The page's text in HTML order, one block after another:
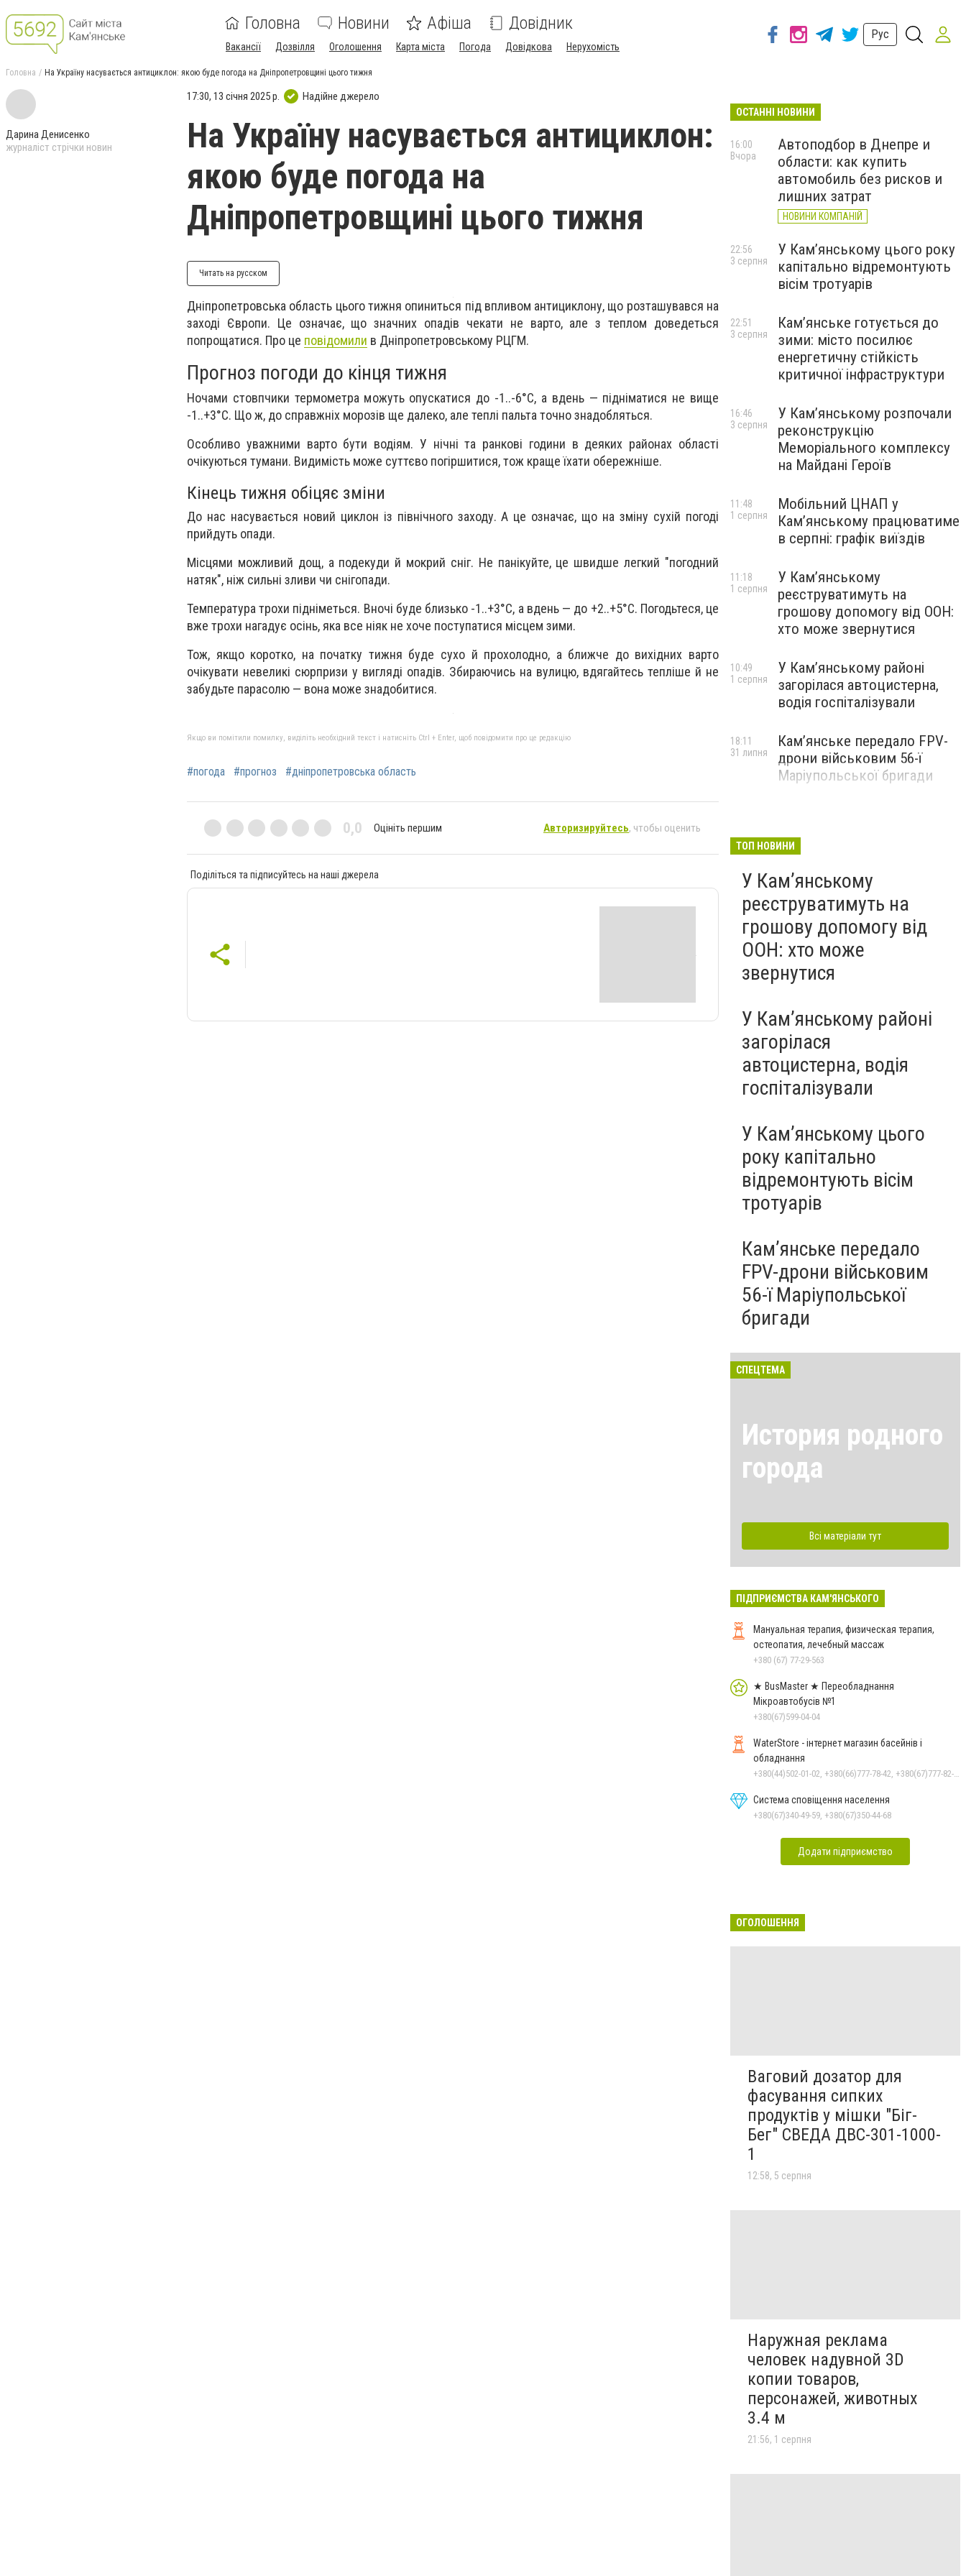
Головна Новини Афіша Довідник
Вакансії Дозвілля Оголошення Карта міста Погода Довідкова Нерухомість
Рус
Головна На Україну насувається антициклон: якою буде погода на Дніпропетровщині цього тижня
Дарина Денисенко
журналіст стрічки новин
17:30, 13 січня 2025 р. Надійне джерело
На Україну насувається антициклон:
якою буде погода на
Дніпропетровщині цього тижня
Читать на русском
Дніпропетровська область цього тижня опиниться під впливом антициклону, що розташувався на
заході Європи. Це означає, що значних опадів чекати не варто, але з теплом доведеться
попрощатися. Про це повідомили в Дніпропетровському РЦГМ.
Прогноз погоди до кінця тижня
Ночами стовпчики термометра можуть опускатися до -1..-6°C, а вдень — підніматися не вище
-1..+3°C. Що ж, до справжніх морозів ще далеко, але теплі пальта точно знадобляться.
Особливо уважними варто бути водіям. У нічні та ранкові години в деяких районах області
очікуються тумани. Видимість може суттєво погіршитися, тож краще їхати обережніше.
Кінець тижня обіцяє зміни
До нас насувається новий циклон із північного заходу. А це означає, що на зміну сухій погоді
прийдуть опади.
Місцями можливий дощ, а подекуди й мокрий сніг. Не панікуйте, це швидше легкий "погодний
натяк", ніж сильні зливи чи снігопади.
Температура трохи підніметься. Вночі буде близько -1..+3°C, а вдень — до +2..+5°C. Погодьтеся, це
вже трохи нагадує осінь, яка все ніяк не хоче поступатися місцем зими.
Тож, якщо коротко, на початку тижня буде сухо й прохолодно, а ближче до вихідних варто
очікувати невеликі сюрпризи у вигляді опадів. Збираючись на вулицю, вдягайтесь тепліше й не
забудьте парасолю — вона може знадобитися.
Якщо ви помітили помилку, виділіть необхідний текст і натисніть Ctrl + Enter, щоб повідомити про це редакцію
#погода #прогноз #дніпропетровська область
0,0 Оцініть першим Авторизируйтесь, чтобы оценить
Поділіться та підписуйтесь на наші джерела
ОСТАННІ НОВИНИ
Автоподбор в Днепре и
области: как купить
автомобиль без рисков и
лишних затрат
НОВИНИ КОМПАНІЙ
16:00
Вчора
У Кам’янському цього року
капітально відремонтують
вісім тротуарів
22:56
3 серпня
Кам’янське готується до
зими: місто посилює
енергетичну стійкість
критичної інфраструктури
22:51
3 серпня
У Кам’янському розпочали
реконструкцію
Меморіального комплексу
на Майдані Героїв
16:46
3 серпня
Мобільний ЦНАП у
Кам’янському працюватиме
в серпні: графік виїздів
11:48
1 серпня
У Кам’янському
реєструватимуть на
грошову допомогу від ООН:
хто може звернутися
11:18
1 серпня
У Кам’янському районі
загорілася автоцистерна,
водія госпіталізували
10:49
1 серпня
Кам’янське передало FPV-
дрони військовим 56-ї
Маріупольської бригади
18:11
31 липня
ТОП НОВИНИ
У Кам’янському
реєструватимуть на
грошову допомогу від
ООН: хто може
звернутися
У Кам’янському районі
загорілася
автоцистерна, водія
госпіталізували
У Кам’янському цього
року капітально
відремонтують вісім
тротуарів
Кам’янське передало
FPV-дрони військовим
56-ї Маріупольської
бригади
СПЕЦТЕМА
История родного
города
Всі матеріали тут
ПІДПРИЄМСТВА КАМ'ЯНСЬКОГО
Мануальная терапия, физическая терапия,
остеопатия, лечебный массаж
+380 (67) 77-29-563
★ BusMaster ★ Переобладнання
Мікроавтобусів №1
+380(67)599-04-04
WaterStore - інтернет магазин басейнів і
обладнання
Система сповіщення населення
+380(67)340-49-59, +380(67)350-44-68
Додати підприємство
ОГОЛОШЕННЯ
Ваговий дозатор для
фасування сипких
продуктів у мішки "Біг-
Бег" СВЕДА ДВС-301-1000-
1
12:58, 5 серпня
Наружная реклама
человек надувной 3D
копии товаров,
персонажей, животных
3.4 м
21:56, 1 серпня